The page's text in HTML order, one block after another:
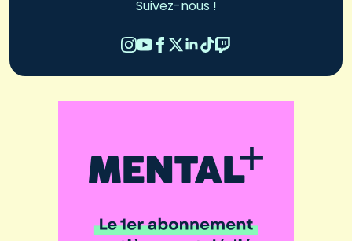
Suivez-nous !